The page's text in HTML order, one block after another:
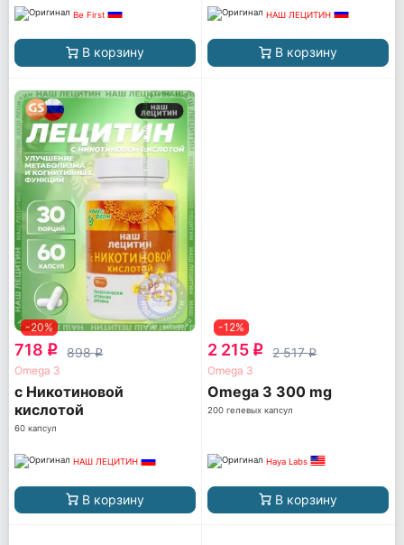
Be First
В корзину
НАШ ЛЕЦИТИН
В корзину
-20%
718 q 898q
Omega 3
с Никотиновой
кислотой
60 капсул
НАШ ЛЕЦИТИН
В корзину
-12%
2 215 q 2 517q
Omega 3
Omega 3 300 mg
200 гелевых капсул
Haya Labs
В корзину